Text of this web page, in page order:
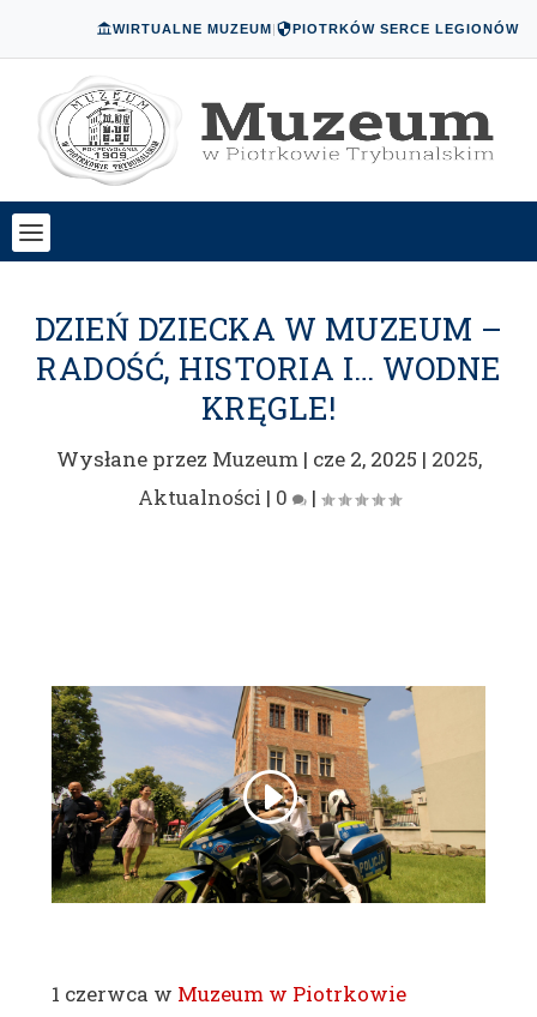
WIRTUALNE MUZEUM| PIOTRKÓW SERCE LEGIONÓW
DZIEŃ DZIECKA W MUZEUM –
RADOŚĆ, HISTORIA I… WODNE
KRĘGLE!
Wysłane przez Muzeum| cze 2, 2025 | 2025,
Aktualności | 0 |
1 czerwca w Muzeum w Piotrkowie